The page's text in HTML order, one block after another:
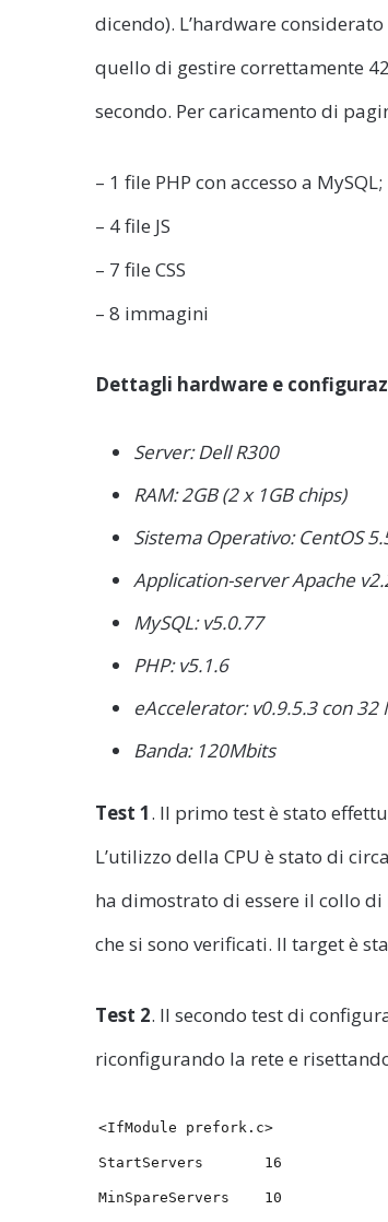
dicendo). L’hardware
quello di gestire correttamente
secondo. Per caricamento di
– 1 file PHP con accesso a MySQL;
– 4 file JS
– 7 file CSS
– 8 immagini
Dettagli hardware e
Server: Dell R300
RAM: 2GB (2 x 1GB chips)
Sistema Operativo: CentOS
Application-server Apache
MySQL: v5.0.77
PHP: v5.1.6
eAccelerator: v0.9.5.3 con
Banda: 120Mbits
Test 1. Il primo test è stato
L’utilizzo della CPU è stato di
ha dimostrato di essere il collo
che si sono verificati. Il target è
Test 2. Il secondo test di
riconfigurando la rete e
<IfModule prefork.c>
StartServers 16
MinSpareServers 10